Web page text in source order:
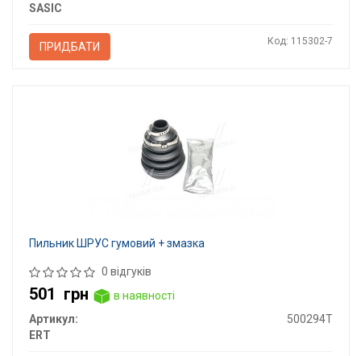
SASIC
ПРИДБАТИ Код: 115302-7
Пильник ШРУС гумовий + змазка
0 відгуків
501 грн
в наявності
Артикул:
500294T
ERT